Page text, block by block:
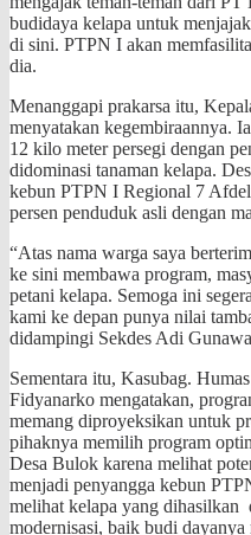
budidaya kelapa untuk
di sini. PTPN I akan
dia.
Menanggapi prakarsa itu,
menyatakan kegembiraannya.
12 kilo meter persegi dengan
didominasi tanaman kelapa.
kebun PTPN I Regional 7
persen penduduk asli dengan
“Atas nama warga saya
ke sini membawa program,
petani kelapa. Semoga ini
kami ke depan punya nilai
didampingi Sekdes Adi
Sementara itu, Kasubag.
Fidyanarko mengatakan,
memang diproyeksikan untuk
pihaknya memilih program
Desa Bulok karena melihat
menjadi penyangga kebun
melihat kelapa yang dihasilkan
modernisasi, baik budi